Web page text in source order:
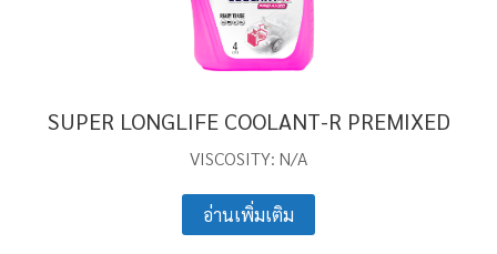
SUPER LONGLIFE COOLANT-R PREMIXED
VISCOSITY: N/A
อ่านเพิ่มเติม